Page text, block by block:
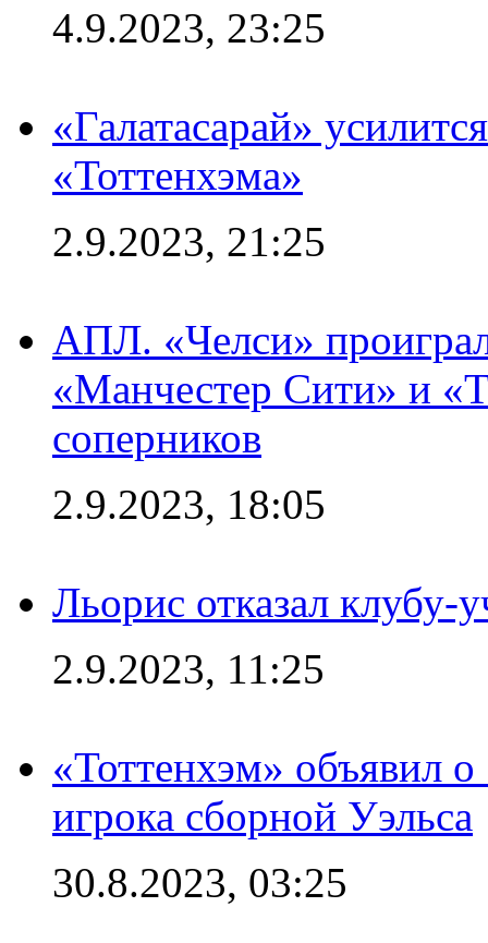
4.9.2023, 23:25
«Галатасарай»
«Тоттенхэма»
2.9.2023, 21:25
АПЛ. «Челси»
«Манчестер Сити» и
соперников
2.9.2023, 18:05
Льорис отказал клубу-
2.9.2023, 11:25
«Тоттенхэм» объявил
игрока сборной Уэльса
30.8.2023, 03:25